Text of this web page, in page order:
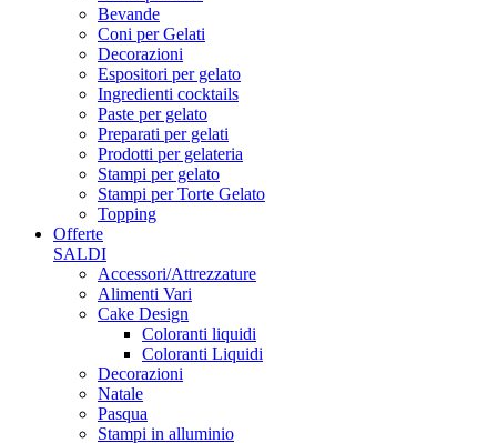
Bevande
Coni per Gelati
Decorazioni
Espositori per gelato
Ingredienti cocktails
Paste per gelato
Preparati per gelati
Prodotti per gelateria
Stampi per gelato
Stampi per Torte Gelato
Topping
Offerte
SALDI
Accessori/Attrezzature
Alimenti Vari
Cake Design
Coloranti liquidi
Coloranti Liquidi
Decorazioni
Natale
Pasqua
Stampi in alluminio